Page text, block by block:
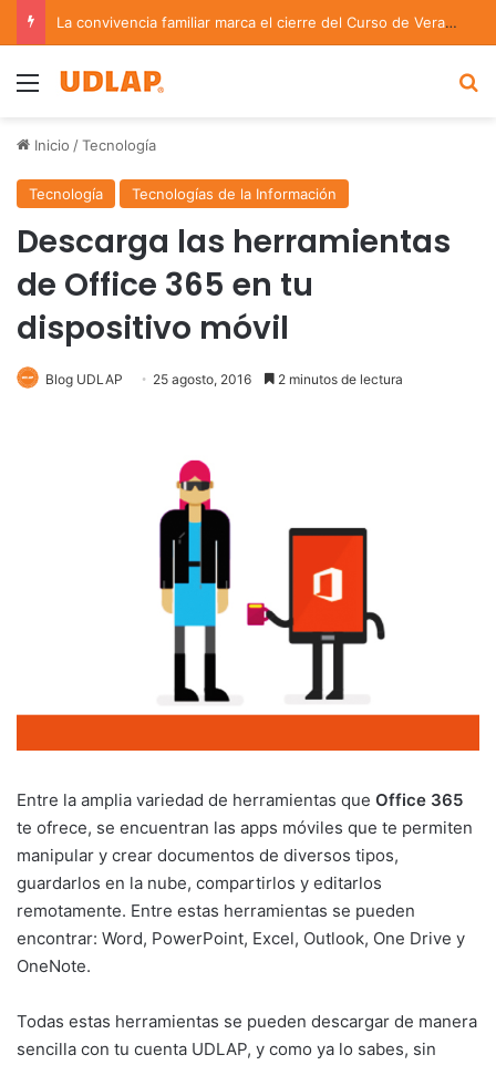
La convivencia familiar marca el cierre del Curso de Verano de Escuelas Aztecas
Menu
Inicio /Tecnología
Tecnología Tecnologías de la Información
Descarga las herramientas
de Office 365 en tu
dispositivo móvil
Blog UDLAP 25 agosto, 2016 2 minutos de lectura
Entre la amplia variedad de herramientas que Office 365
te ofrece, se encuentran las apps móviles que te permiten
manipular y crear documentos de diversos tipos,
guardarlos en la nube, compartirlos y editarlos
remotamente. Entre estas herramientas se pueden
encontrar: Word, PowerPoint, Excel, Outlook, One Drive y
OneNote.
Todas estas herramientas se pueden descargar de manera
sencilla con tu cuenta UDLAP, y como ya lo sabes, sin